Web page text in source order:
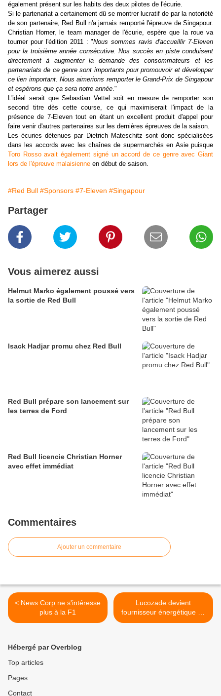
également présent sur les habits des deux pilotes de l'écurie.
Si le partenariat a certainement dû se montrer lucratif de par la notoriété
de son partenaire, Red Bull n'a jamais remporté l'épreuve de Singapour.
Christian Horner, le team manager de l'écurie, espère que la roue va
tourner pour l'édition 2011 : "Nous sommes ravis d'accueillir 7-Eleven
pour la troisième année consécutive. Nos succès en piste conduisent
directement à augmenter la demande des consommateurs et les
partenariats de ce genre sont importants pour promouvoir et développer
ce lien important. Nous aimerions remporter le Grand-Prix de Singapour
et espérons que ça sera notre année."
L'idéal serait que Sebastian Vettel soit en mesure de remporter son
second titre dès cette course, ce qui maximiserait l'impact de la
présence de 7-Eleven tout en étant un excellent produit d'appel pour
faire venir d'autres partenaires sur les dernières épreuves de la saison.
Les écuries détenues par Dietrich Mateschitz sont donc spécialisées
dans les accords avec les chaînes de supermarchés en Asie puisque
Toro Rosso avait également signé un accord de ce genre avec Giant
lors de l'épreuve malaisienne en début de saison.
#Red Bull #Sponsors #7-Eleven #Singapour
Partager
Vous aimerez aussi
Helmut Marko également poussé vers
la sortie de Red Bull
Isack Hadjar promu chez Red Bull
Red Bull prépare son lancement sur
les terres de Ford
Red Bull licencie Christian Horner
avec effet immédiat
Commentaires
Ajouter un commentaire
< News Corp ne s'intéresse
plus à la F1
Lucozade devient
fournisseur énergétique de
McLaren >
Hébergé par Overblog
Top articles
Pages
Contact